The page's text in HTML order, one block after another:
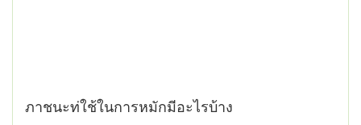
ภาชนะท่ใช้ในการหมักมีอะไรบ้าง